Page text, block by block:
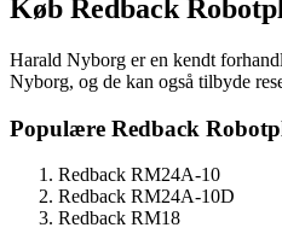
Køb Redback
Harald Nyborg er en kendt
Nyborg, og de kan også tilbyde
Populære Redback
Redback RM24A-10
Redback RM24A-10D
Redback RM18